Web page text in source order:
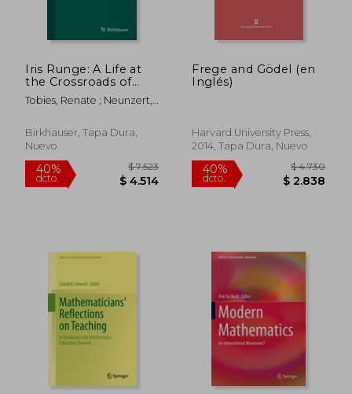
dcto. $ 2.339 dcto.
Iris Runge: A Life at
the Crossroads of
Mathematics,
Science, and Industry
Tobies, Renate ; Neunzert,
Birkhauser, Tapa Dura,
Nuevo
Frege and Gödel (en
Inglés)
Harvard University Press,
2014, Tapa Dura, Nuevo